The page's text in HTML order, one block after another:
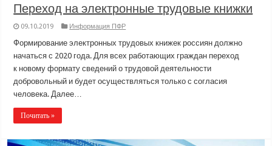
Переход на электронные трудовые книжки
09.10.2019 Информация ПФР
Формирование электронных трудовых книжек россиян должно
начаться с 2020 года. Для всех работающих граждан переход
к новому формату сведений о трудовой деятельности
добровольный и будет осуществляться только с согласия
человека. Далее…
Почитать »